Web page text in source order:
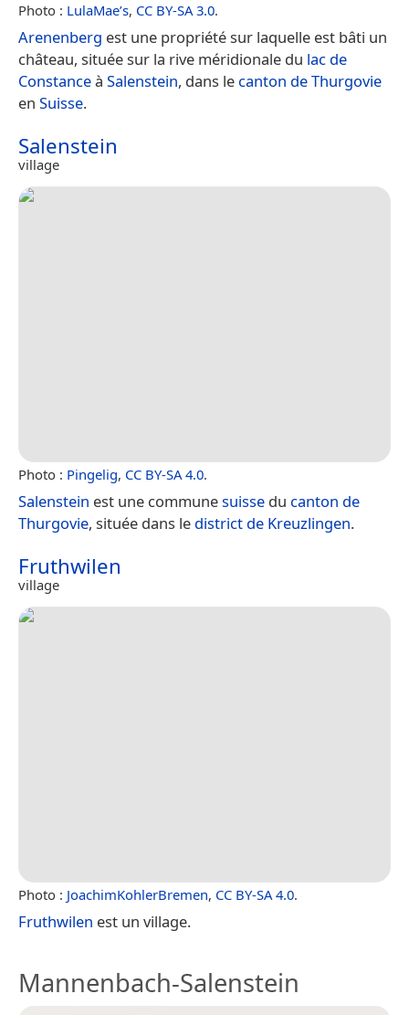
Photo : LulaMae’s, CC BY-SA 3.0.
Arenenberg est une propriété sur laquelle est bâti un
château, située sur la rive méridionale du lac de
Constanceà Salenstein, dans le canton de Thurgovie
en Suisse.
Salenstein
village
Photo : Pingelig, CC BY-SA 4.0.
Salenstein est une communesuisse du canton de
Thurgovie, située dans le district de Kreuzlingen.
Fruthwilen
village
Photo : JoachimKohlerBremen, CC BY-SA 4.0.
Fruthwilen est un village.
Mannenbach-Salenstein